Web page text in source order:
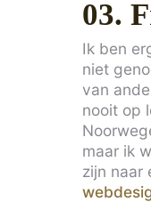
03.
Ik ben
niet
van
nooit op
maar ik
zijn naar